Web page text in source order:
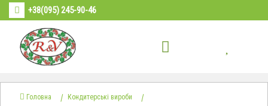
+38(095) 245-90-46
Головна Кондитерські вироби